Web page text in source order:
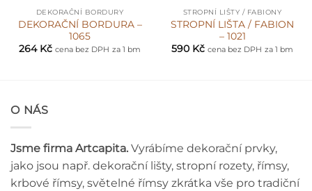
DEKORAČNÍ BORDURY
DEKORAČNÍ BORDURA –
1065
264 Kč cena bez DPH za 1 bm
STROPNÍ LIŠTY / FABIONY
STROPNÍ LIŠTA / FABION
– 1021
590 Kč cena bez DPH za 1 bm
O NÁS
Jsme firma Artcapita. Vyrábíme dekorační prvky,
jako jsou např. dekorační lišty, stropní rozety, římsy,
krbové římsy, světelné římsy zkrátka vše pro tradiční